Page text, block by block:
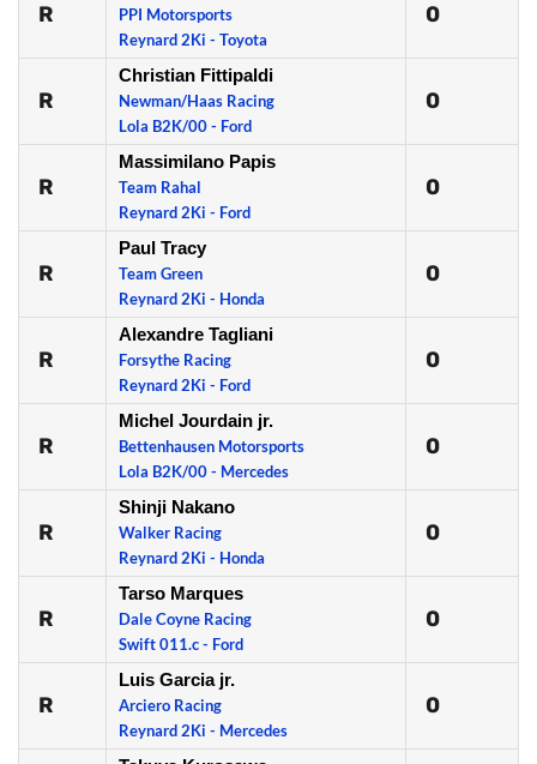
R
PPI Motorsports
Reynard 2Ki - Toyota
0
R
Christian Fittipaldi
Newman/Haas Racing
Lola B2K/00 - Ford
0
R
Massimilano Papis
Team Rahal
Reynard 2Ki - Ford
0
R
Paul Tracy
Team Green
Reynard 2Ki - Honda
0
R
Alexandre Tagliani
Forsythe Racing
Reynard 2Ki - Ford
0
R
Michel Jourdain jr.
Bettenhausen Motorsports
Lola B2K/00 - Mercedes
0
R
Shinji Nakano
Walker Racing
Reynard 2Ki - Honda
0
R
Tarso Marques
Dale Coyne Racing
Swift 011.c - Ford
0
R
Luis Garcia jr.
Arciero Racing
Reynard 2Ki - Mercedes
0